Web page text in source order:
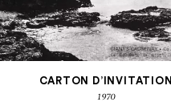
CARTON D’INVITATION
1970